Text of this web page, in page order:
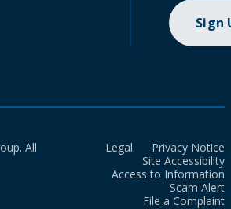
Sign
All
Legal
Privacy Notice
Site Accessibility
Access to Information
Scam Alert
File a Complaint